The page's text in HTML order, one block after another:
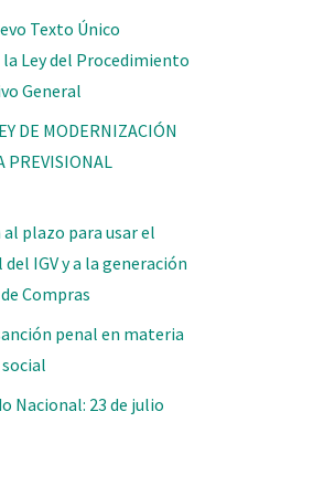
Texto Único
la Ley del Procedimiento
General
DE MODERNIZACIÓN
PREVISIONAL
plazo para usar el
IGV y a la generación
Compras
penal en materia
Nacional: 23 de julio